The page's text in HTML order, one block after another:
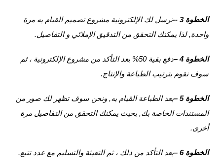
الخطوة 3 --
نرسل لك الإلكترونية مشروع تصميم القيام به مرة
واحدة, لذا يمكنك التحقق من التدقيق الإملائي و التفاصيل.
الخطوة 4 –
دفع بقية 50% بعد التأكد من مشروع الإلكترونية ، ثم
سوف نقوم بترتيب الطباعة والإنتاج.
الخطوة 5 –
بعد الطباعة القيام به, ونحن سوف تظهر لك صور من
المستندات الخاصة بك, بحيث يمكنك التحقق من التفاصيل مرة
أخرى.
الخطوة 6 – بعد التأكد من ذلك ، ثم التعبئة والتسليم مع عدد تتبع.